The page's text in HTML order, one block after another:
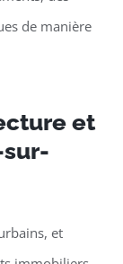
de manière
et
sur-
et